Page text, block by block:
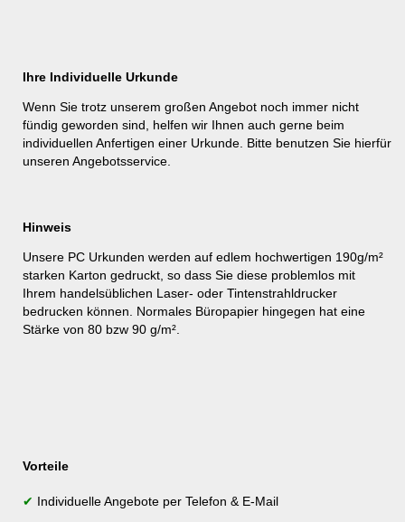
Ihre Individuelle Urkunde
Wenn Sie trotz unserem großen Angebot noch immer nicht
fündig geworden sind, helfen wir Ihnen auch gerne beim
individuellen Anfertigen einer Urkunde. Bitte benutzen Sie hierfür
unseren Angebotsservice
Hinweis
Unsere PC Urkunden werden auf edlem hochwertigen 190g/m²
starken Karton gedruckt, so dass Sie diese problemlos mit
Ihrem handelsüblichen Laser- oder Tintenstrahldrucker
bedrucken können. Normales Büropapier hingegen hat eine
Stärke von 80 bzw 90 g/m².
Vorteile
✔ Individuelle Angebote per Telefon & E-Mail